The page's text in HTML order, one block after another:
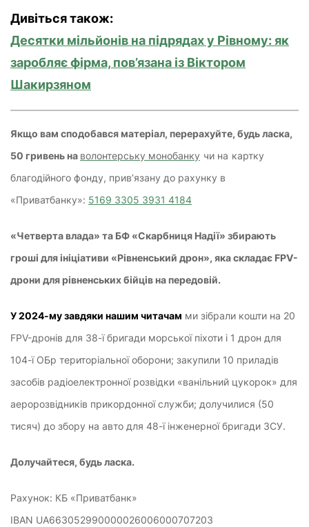
Дивіться також:
Десятки мільйонів на підрядах у Рівному: як
заробляє фірма, пов’язана із Віктором
Шакирзяном
Якщо вам сподобався матеріал, перерахуйте, будь ласка,
50 гривень на волонтерську монобанку чи на картку
благодійного фонду, прив’язану до рахунку в
«Приватбанку»: 5169 3305 3931 4184
«Четверта влада» та БФ «Скарбниця Надії» збирають
гроші для ініціативи «Рівненський дрон», яка складає FPV-
дрони для рівненських бійців на передовій.
У 2024-му завдяки нашим читачам ми зібрали кошти на 20
FPV-дронів для 38-ї бригади морської піхоти і 1 дрон для
104-ї ОБр територіальної оборони; закупили 10 приладів
засобів радіоелектронної розвідки «ванільний цукорок» для
аеророзвідників прикордонної служби; долучилися (50
тисяч) до збору на авто для 48-ї інженерної бригади ЗСУ.
Долучайтеся, будь ласка.
Рахунок: КБ «Приватбанк»
IBAN UA663052990000026006000707203